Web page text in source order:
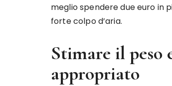
meglio spendere due euro in
forte colpo d’aria.
Stimare il peso
appropriato